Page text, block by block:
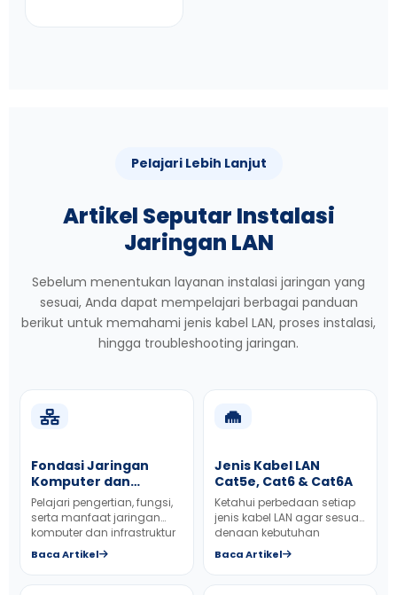
Pelajari Lebih Lanjut
Artikel Seputar Instalasi
Jaringan LAN
Sebelum menentukan layanan instalasi jaringan yang
sesuai, Anda dapat mempelajari berbagai panduan
berikut untuk memahami jenis kabel LAN, proses instalasi,
hingga troubleshooting jaringan.
Fondasi Jaringan
Komputer dan
Infrastruktur Fisik
Internet
Pelajari pengertian, fungsi,
serta manfaat jaringan
komputer dan infrastruktur
dalam dunia modern.
Baca Artikel
Jenis Kabel LAN
Cat5e, Cat6 & Cat6A
Ketahui perbedaan setiap
jenis kabel LAN agar sesuai
dengan kebutuhan
jaringan kantor Anda.
Baca Artikel